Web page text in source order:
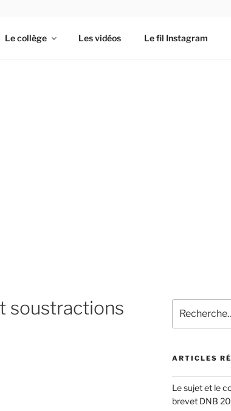
Le collège Les vidéos Le fil Instagram
soustractions
pour
:
ARTICLES
Le sujet et le
brevet DNB